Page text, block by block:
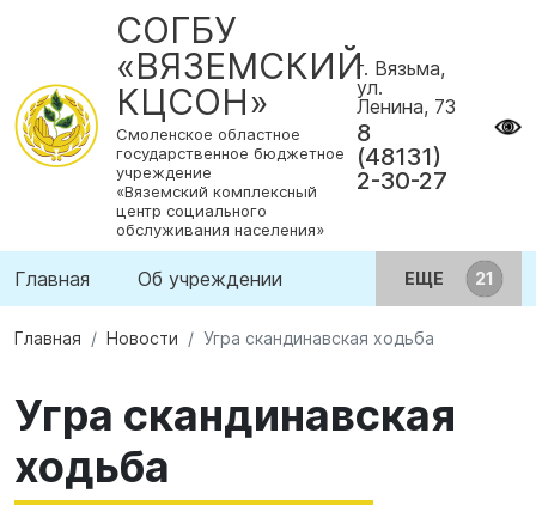
СОГБУ
«ВЯЗЕМСКИЙ
КЦСОН»
Смоленское областное
государственное бюджетное
учреждение
«Вяземский комплексный
центр социального
обслуживания населения»
г. Вязьма,
ул.
Ленина, 73
8
(48131)
2-30-27
Главная Об учреждении ЕЩЕ
Главная Новости Угра скандинавская ходьба
Угра скандинавская
ходьба